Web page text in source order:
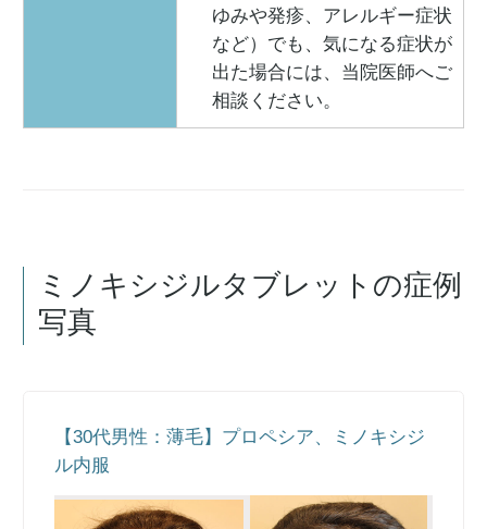
ゆみや発疹、アレルギー症状
など）でも、気になる症状が
出た場合には、当院医師へご
相談ください。
ミノキシジルタブレットの症例
写真
【30代男性：薄毛】プロペシア、ミノキシジ
ル内服